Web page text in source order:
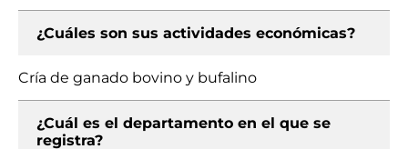
¿Cuáles son sus actividades económicas?
Cría de ganado bovino y bufalino
¿Cuál es el departamento en el que se
registra?